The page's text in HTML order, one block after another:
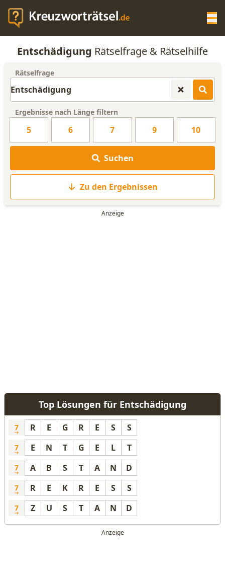
KREUZWORTRÄTSEL-HILFE
WORTLISTE
Entschädigung Rätselfrage & Rätselhilfe
Rätselfrage
Ergebnisse nach Länge filtern
5 6 7 9 10
Suchen
Zu den Ergebnissen
Top Lösungen für Entschädigung
7 R E G R E S S
7 E N T G E L T
7 A B S T A N D
7 R E K R E S S
7 Z U S T A N D